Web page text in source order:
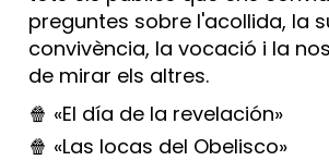
preguntes sobre l'acollida, la
convivència, la vocació i la
de mirar els altres.
🍿 «El día de la revelación»
🍿 «Las locas del Obelisco»